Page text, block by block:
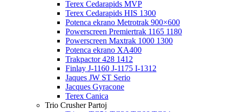
Terex Cedarapids MVP
Terex Cedarapids HIS 1300
Potenca ekrano Metrotrak 900×600
Powerscreen Premiertrak 1165 1180
Powerscreen Maxtrak 1000 1300
Potenca ekrano XA400
Trakpactor 428 1412
Finlay J-1160 J-1175 I-1312
Jaques JW ST Serio
Jacques Gyracone
Terex Canica
Trio Crusher Partoj